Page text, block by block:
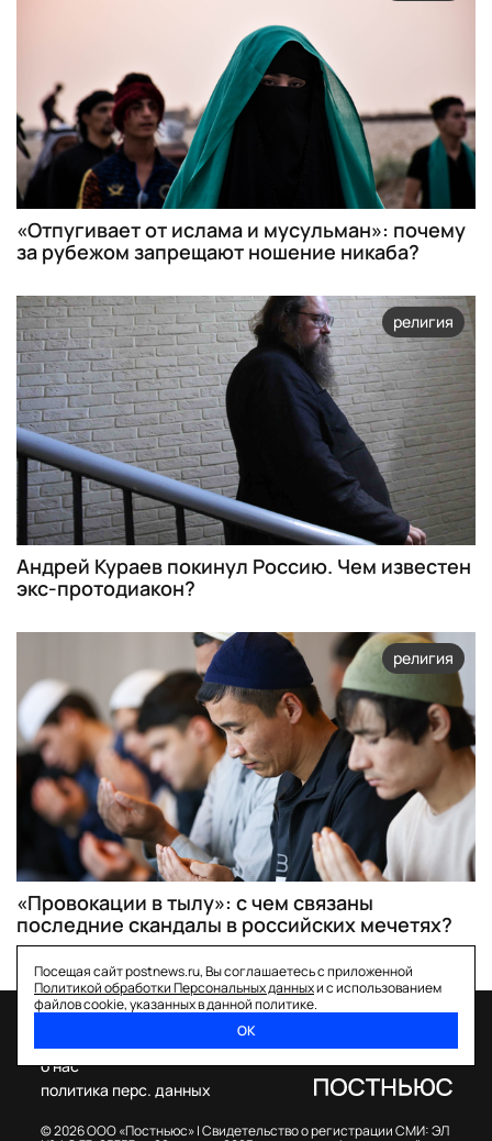
«Отпугивает от ислама и мусульман»: почему
за рубежом запрещают ношение никаба?
религия
Андрей Кураев покинул Россию. Чем известен
экс-протодиакон?
религия
«Провокации в тылу»: с чем связаны
последние скандалы в российских мечетях?
Посещая сайт postnews.ru, Вы соглашаетесь с приложенной
Политикой обработки Персональных данныхи с использованием
файлов cookie, указанных в данной политике.
ОК
© 2026 ООО «Постньюс» |Свидетельство о регистрации СМИ: ЭЛ
о нас
политика перс. данных